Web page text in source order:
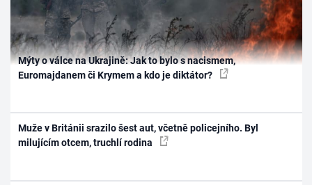
Mýty o válce na Ukrajině: Jak to bylo s nacismem,
Euromajdanem či Krymem a kdo je diktátor?
Muže v Británii srazilo šest aut, včetně policejního. Byl
milujícím otcem, truchlí rodina